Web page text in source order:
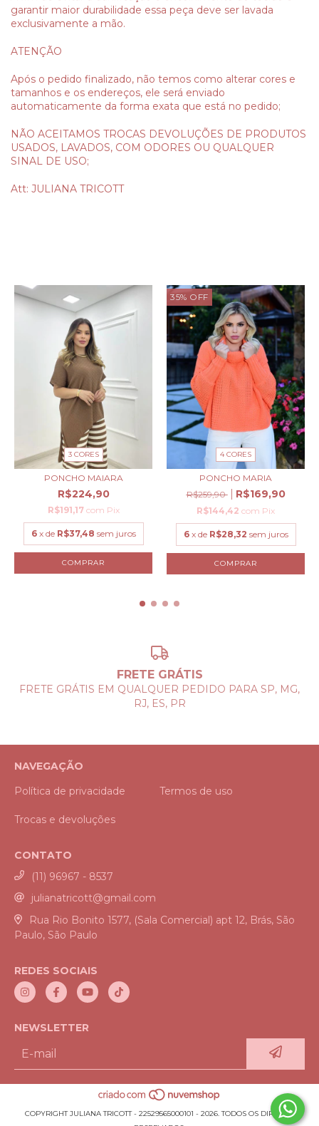
garantir maior durabilidade essa peça deve ser lavada
exclusivamente a mão.
ATENÇÃO
Após o pedido finalizado, não temos como alterar cores e
tamanhos e os endereços, ele será enviado
automaticamente da forma exata que está no pedido;
NÃO ACEITAMOS TROCAS DEVOLUÇÕES DE PRODUTOS
USADOS, LAVADOS, COM ODORES OU QUALQUER
SINAL DE USO;
Att: JULIANA TRICOTT
3 CORES
PONCHO MAIARA
R$224,90
R$191,17 com Pix
6 x de R$37,48 sem juros
COMPRAR
35% OFF
4 CORES
PONCHO MARIA
R$259,90
R$169,90
R$144,42 com Pix
6 x de R$28,32 sem juros
COMPRAR
FRETE GRÁTIS
FRETE GRÁTIS EM QUALQUER PEDIDO PARA SP, MG,
RJ, ES, PR
NAVEGAÇÃO
Política de privacidade
Termos de uso
Trocas e devoluções
CONTATO
(11) 96967 - 8537
julianatricott@gmail.com
Rua Rio Bonito 1577, (Sala Comercial) apt 12, Brás, São
Paulo, São Paulo
REDES SOCIAIS
NEWSLETTER
COPYRIGHT JULIANA TRICOTT - 22529565000101 - 2026. TODOS OS DIREITOS